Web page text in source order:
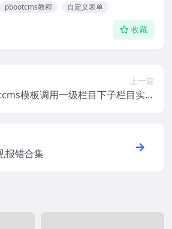
pbootcms教程 自定义表单
收藏
上一篇
模板调用一级栏目下子栏目实现
报错合集